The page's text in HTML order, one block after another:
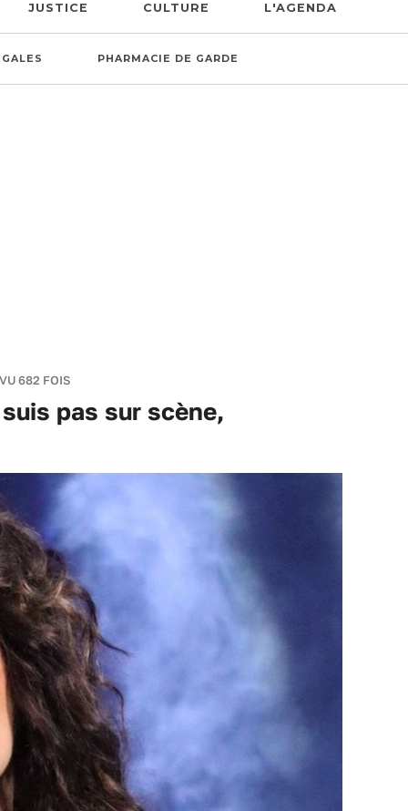
JUSTICE CULTURE L'AGENDA
PHARMACIE DE GARDE
682 FOIS
pas sur scène,